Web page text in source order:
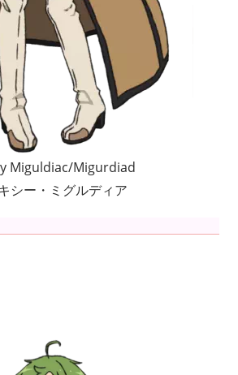
Miguldiac/Migurdiad
シー・ミグルディア